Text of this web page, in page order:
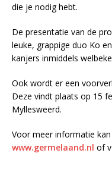
die je nodig hebt.
De presentatie van de
leuke, grappige duo Ko
kanjers inmiddels
Ook wordt er een
Deze vindt plaats op 15
Myllesweerd.
Voor meer informatie
www.germelaand.nl of